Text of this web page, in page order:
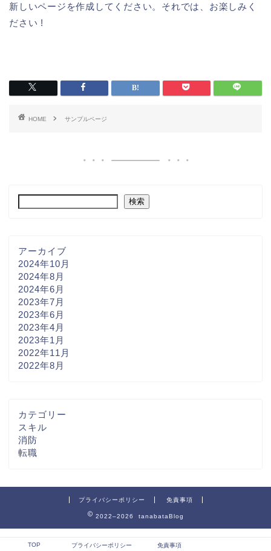
新しいページを作成してください。それでは、お楽しみく
ださい !
HOME サンプルページ
検索
アーカイブ
2024年10月
2024年8月
2024年6月
2023年7月
2023年6月
2023年4月
2023年1月
2022年11月
2022年8月
カテゴリー
スキル
消防
転職
プライバシーポリシー 免責事項
2022–2026 tanabataBlog
TOP プライバシーポリシー 免責事項